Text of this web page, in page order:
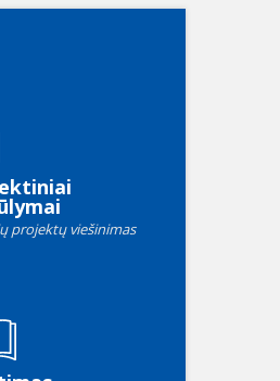
projektų viešinimas